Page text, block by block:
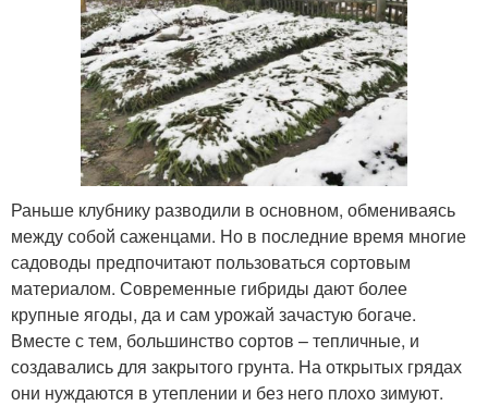
Раньше клубнику разводили в основном, обмениваясь
между собой саженцами. Но в последние время многие
садоводы предпочитают пользоваться сортовым
материалом. Современные гибриды дают более
крупные ягоды, да и сам урожай зачастую богаче.
Вместе с тем, большинство сортов – тепличные, и
создавались для закрытого грунта. На открытых грядах
они нуждаются в утеплении и без него плохо зимуют.